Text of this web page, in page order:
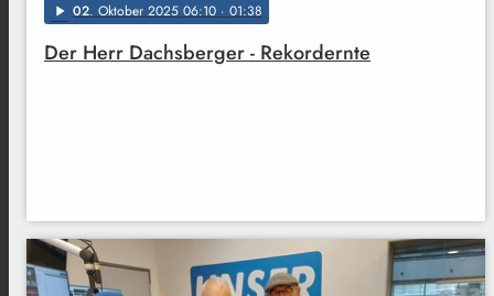
play_arrow 02. Oktober 2025 06:10 · 01:38
Der Herr Dachsberger - Rekordernte